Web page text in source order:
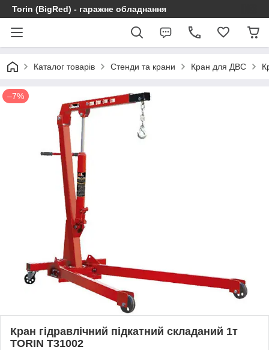
Torin (BigRed) - гаражне обладнання
Каталог товарів Стенди та крани Кран для ДВС
–7%
Кран гідравлічний підкатний складаний 1т
TORIN T31002